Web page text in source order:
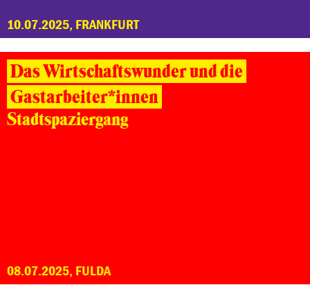
10.07.2025, FRANKFURT
Das Wirtschaftswunder und die
Gastarbeiter*innen
Stadtspaziergang
08.07.2025, FULDA